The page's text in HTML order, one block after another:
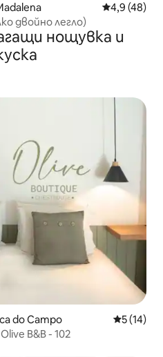
Средна
4,9 (48)
двойно легло)
нощувка и
do Campo Средна
5 (14)
B&B - 102